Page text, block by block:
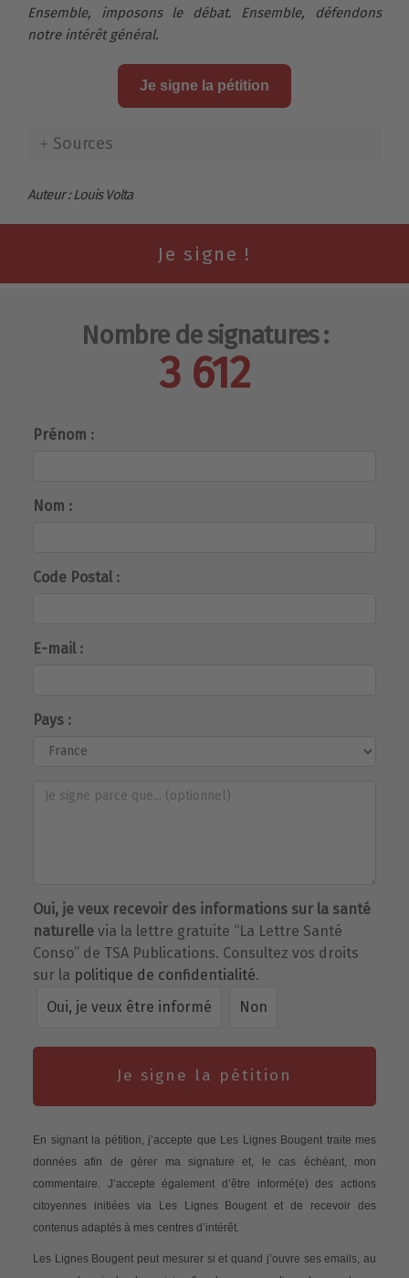
Ensemble, imposons le débat. Ensemble, défendons
notre intérêt général.
Je signe la pétition
Sources
Auteur : Louis Volta
Nombre de signatures :
3 612
Prénom :
Nom :
Code Postal :
E-mail :
Pays :
Oui, je veux recevoir des informations sur la santé
naturelle via la lettre gratuite “La Lettre Santé
Conso” de TSA Publications. Consultez vos droits
sur la politique de confidentialité.
Oui, je veux être informé
Non
Je signe la pétition
En signant la pétition, j’accepte que Les Lignes Bougent traite mes
données afin de gérer ma signature et, le cas échéant, mon
commentaire. J’accepte également d’être informé(e) des actions
citoyennes initiées via Les Lignes Bougent et de recevoir des
contenus adaptés à mes centres d’intérêt.
Les Lignes Bougent peut mesurer si et quand j’ouvre ses emails, au